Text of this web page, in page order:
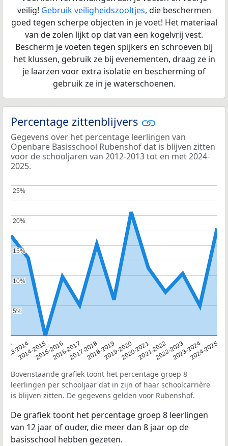
veilig! Gebruik veiligheidszooltjes, die beschermen
goed tegen scherpe objecten in je voet! Het materiaal
van de zolen lijkt op dat van een kogelvrij vest.
Bescherm je voeten tegen spijkers en schroeven bij
het klussen, gebruik ze bij evenementen, draag ze in
je laarzen voor extra isolatie en bescherming of
gebruik ze in je waterschoenen.
Percentage zittenblijvers
Gegevens over het percentage leerlingen van
Openbare Basisschool Rubenshof dat is blijven zitten
voor de schooljaren van 2012-2013 tot en met 2024-
2025.
2013-20142014-20152015-20162016-20172017-20182018-20192019-20202020-20212021-20222022-20232023-20242024-2025
5%
5%
10%
10%
15%
15%
20%
20%
25%
25%
Bovenstaande grafiek toont het percentage groep 8
leerlingen per schooljaar dat in zijn of haar schoolcarrière
is blijven zitten. De gegevens gelden voor Rubenshof.
De grafiek toont het percentage groep 8 leerlingen
van 12 jaar of ouder, die meer dan 8 jaar op de
basisschool hebben gezeten.